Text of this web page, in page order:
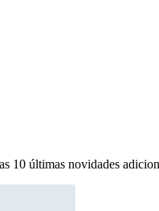
10 últimas novidades